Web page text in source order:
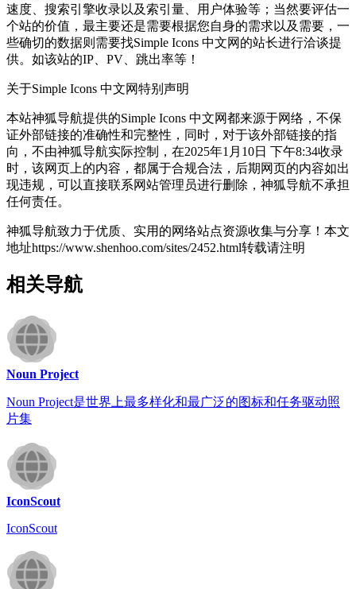
速度、搜索引擎收录以及索引量、用户体验等；当然要评估一
个站的价值，最主要还是需要根据您自身的需求以及需要，一
些确切的数据则需要找Simple Icons 中文网的站长进行洽谈提
供。如该站的IP、PV、跳出率等！
关于Simple Icons 中文网特别声明
本站神狐导航提供的Simple Icons 中文网都来源于网络，不保
证外部链接的准确性和完整性，同时，对于该外部链接的指
向，不由神狐导航实际控制，在2025年1月10日 下午8:34收录
时，该网页上的内容，都属于合规合法，后期网页的内容如出
现违规，可以直接联系网站管理员进行删除，神狐导航不承担
任何责任。
神狐导航致力于优质、实用的网络站点资源收集与分享！ 本文
地址https://www.shenhoo.com/sites/2452.html转载请注明
相关导航
Noun Project
Noun Project是世界上最多样化和最广泛的图标和任务驱动照
片集
IconScout
IconScout